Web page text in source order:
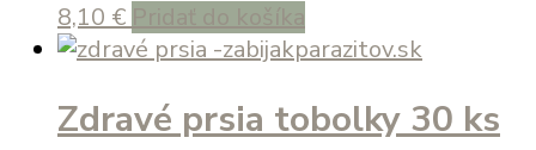
8,10 € Pridať do košíka
Zdravé prsia tobolky 30 ks